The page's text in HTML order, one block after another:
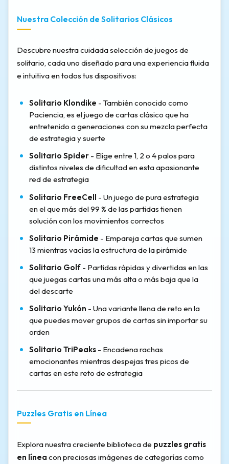
Nuestra Colección de Solitarios Clásicos
Descubre nuestra cuidada selección de juegos de
solitario, cada uno diseñado para una experiencia fluida
e intuitiva en todos tus dispositivos:
Solitario Klondike - También conocido como
Paciencia, es el juego de cartas clásico que ha
entretenido a generaciones con su mezcla perfecta
de estrategia y suerte
Solitario Spider - Elige entre 1, 2 o 4 palos para
distintos niveles de dificultad en esta apasionante
red de estrategia
Solitario FreeCell - Un juego de pura estrategia
en el que más del 99 % de las partidas tienen
solución con los movimientos correctos
Solitario Pirámide - Empareja cartas que sumen
13 mientras vacías la estructura de la pirámide
Solitario Golf - Partidas rápidas y divertidas en las
que juegas cartas una más alta o más baja que la
del descarte
Solitario Yukón - Una variante llena de reto en la
que puedes mover grupos de cartas sin importar su
orden
Solitario TriPeaks - Encadena rachas
emocionantes mientras despejas tres picos de
cartas en este reto de estrategia
Puzzles Gratis en Línea
Explora nuestra creciente biblioteca de puzzles gratis
en línea con preciosas imágenes de categorías como